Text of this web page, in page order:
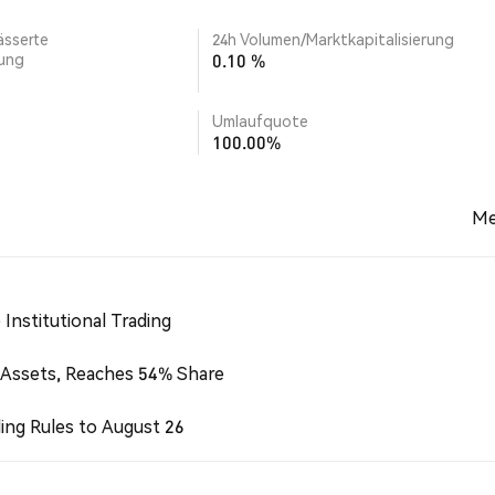
24h Volumen/Marktkapitalisierung
0.10 %
Umlaufquote
100.00%
Institutional Trading
Reaches 54% Share
Rules to August 26